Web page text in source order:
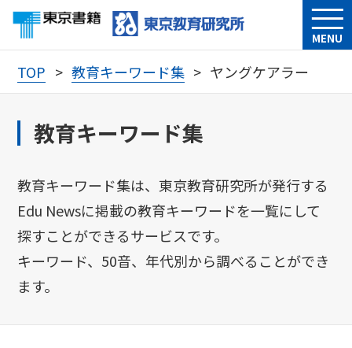
MENU
TOP 教育キーワード集 ヤングケアラー
教育キーワード集
教育キーワード集は、東京教育研究所が発行する
Edu Newsに掲載の教育キーワードを一覧にして
探すことができるサービスです。
キーワード、50音、年代別から調べることができ
ます。